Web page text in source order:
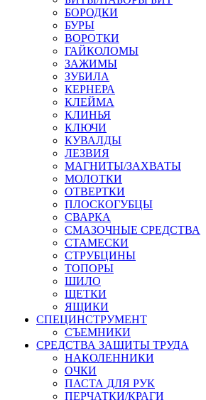
БОРОДКИ
БУРЫ
ВОРОТКИ
ГАЙКОЛОМЫ
ЗАЖИМЫ
ЗУБИЛА
КЕРНЕРА
КЛЕЙМА
КЛИНЬЯ
КЛЮЧИ
КУВАЛДЫ
ЛЕЗВИЯ
МАГНИТЫ/ЗАХВАТЫ
МОЛОТКИ
ОТВЕРТКИ
ПЛОСКОГУБЦЫ
СВАРКА
СМАЗОЧНЫЕ СРЕДСТВА
СТАМЕСКИ
СТРУБЦИНЫ
ТОПОРЫ
ШИЛО
ЩЕТКИ
ЯЩИКИ
СПЕЦИНСТРУМЕНТ
СЪЕМНИКИ
СРЕДСТВА ЗАЩИТЫ ТРУДА
НАКОЛЕННИКИ
ОЧКИ
ПАСТА ДЛЯ РУК
ПЕРЧАТКИ/КРАГИ